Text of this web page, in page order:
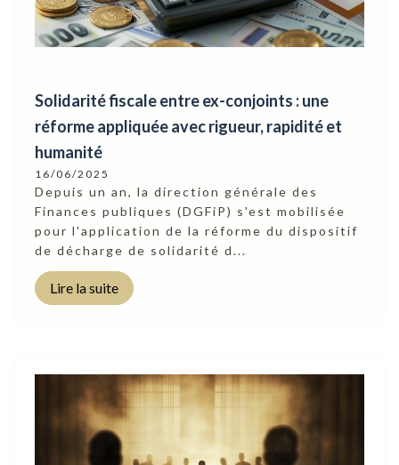
Solidarité fiscale entre ex-conjoints : une
réforme appliquée avec rigueur, rapidité et
humanité
16/06/2025
Depuis un an, la direction générale des
Finances publiques (DGFiP) s'est mobilisée
pour l'application de la réforme du dispositif
de décharge de solidarité d...
Lire la suite